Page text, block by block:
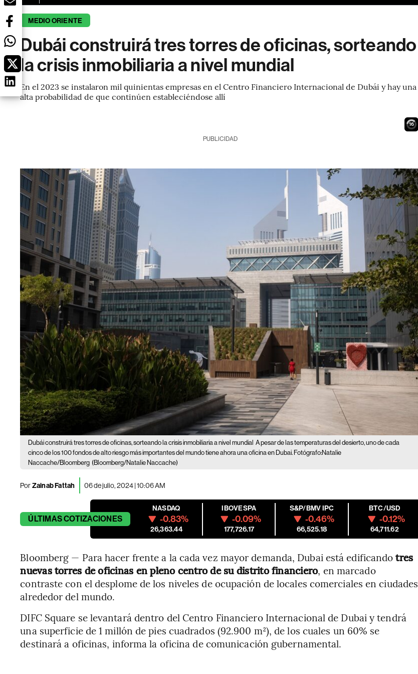
MEDIO ORIENTE
Dubái construirá tres torres de oficinas, sorteando
la crisis inmobiliaria a nivel mundial
En el 2023 se instalaron mil quinientas empresas en el Centro Financiero Internacional de Dubái y hay una
alta probabilidad de que continúen estableciéndose allí
15
PUBLICIDAD
Dubái construirá tres torres de oficinas, sorteando la crisis inmobiliaria a nivel mundial A pesar de las temperaturas del desierto, uno de cada
cinco de los 100 fondos de alto riesgo más importantes del mundo tiene ahora una oficina en Dubai. Fotógrafo:Natalie
Naccache/Bloomberg (Bloomberg/Natalie Naccache)
PorZainab Fattah 06 de julio, 2024 | 10:06 AM
ÚLTIMASCOTIZACIONES
NASDAQ
-0.83%
26,363.44
IBOVESPA
-0.09%
177,726.17
S&P/BMV IPC
-0.46%
66,525.18
BTC/USD
-0.12%
64,711.62
Bloomberg — Para hacer frente a la cada vez mayor demanda, Dubai está edificandotres
nuevas torres de oficinas en pleno centro de su distrito financiero, en marcado
contraste con el desplome de los niveles de ocupación de locales comerciales en ciudades
alrededor del mundo.
DIFC Square se levantará dentro del Centro Financiero Internacional de Dubai y tendrá
una superficie de 1 millón de pies cuadrados (92.900 m²), de los cuales un 60% se
destinará a oficinas, informa la oficina de comunicación gubernamental.